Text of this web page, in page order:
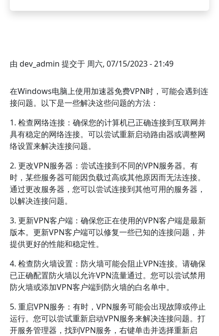
由 dev_admin 提交于 周六, 07/15/2023 - 21:49
在Windows电脑上使用加速器免费VPN时，可能会遇到连
接问题。以下是一些解决这些问题的方法：
1. 检查网络连接：确保您的计算机已正确连接到互联网并
具有稳定的网络连接。可以尝试重新启动路由器或调整网
络设置来解决连接问题。
2. 更改VPN服务器：尝试连接到不同的VPN服务器。有
时，某些服务器可能因负载过高或其他原因而无法连接。
通过更改服务器，您可以尝试连接到其他可用的服务器，
以解决连接问题。
3. 更新VPN客户端：确保您正在使用的VPN客户端是最新
版本。更新VPN客户端可以修复一些已知的连接问题，并
提供更好的性能和稳定性。
4. 检查防火墙设置：防火墙可能会阻止VPN连接。请确保
已正确配置防火墙以允许VPN流量通过。您可以尝试禁用
防火墙或添加VPN客户端到防火墙的白名单中。
5. 重启VPN服务：有时，VPN服务可能会出现故障或停止
运行。您可以尝试重新启动VPN服务来解决连接问题。打
开服务管理器，找到VPN服务，右键单击并选择重新启